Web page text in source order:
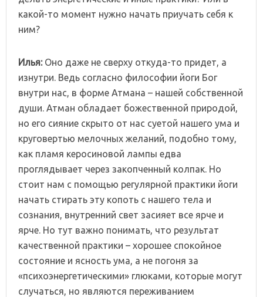
какой-то момент нужно начать приучать себя к
ним?
Илья:Оно даже не сверху откуда-то придет, а
изнутри. Ведь согласно философии йоги Бог
внутри нас, в форме Атмана – нашей собственной
души. Атман обладает божественной природой,
но его сияние скрыто от нас суетой нашего ума и
круговертью мелочных желаний, подобно тому,
как пламя керосиновой лампы едва
проглядывает через закопченный колпак. Но
стоит нам с помощью регулярной практики йоги
начать стирать эту копоть с нашего тела и
сознания, внутренний свет засияет все ярче и
ярче. Но тут важно понимать, что результат
качественной практики – хорошее спокойное
состояние и ясность ума, а не погоня за
«психоэнергетическими» глюками, которые могут
случаться, но являются переживанием